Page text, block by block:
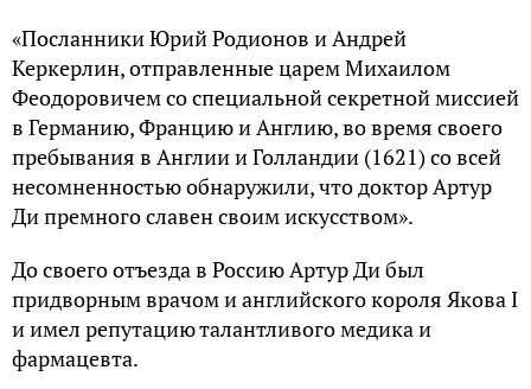
«Посланники Юрий Родионов и Андрей
Керкерлин, отправленные царем Михаилом
Феодоровичем со специальной секретной миссией
в Германию, Францию и Англию, во время своего
пребывания в Англии и Голландии (1621) со всей
несомненностью обнаружили, что доктор Артур
Ди премного славен своим искусством».
До своего отъезда в Россию Артур Ди был
придворным врачом и английского короля Якова I
и имел репутацию талантливого медика и
фармацевта.